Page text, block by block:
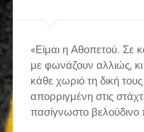
«Είμαι η Αθοπετού. Σε
με φωνάζουν αλλιώς,
κάθε χωριό τη δική
απορριγμένη στις
πασίγνωστο βελούδινο